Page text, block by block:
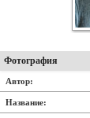
Фотография
Автор:
Название: